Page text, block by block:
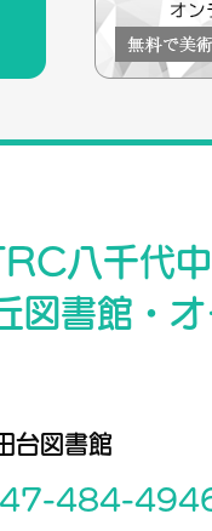
八千代中
図書館・
台図書館
484-